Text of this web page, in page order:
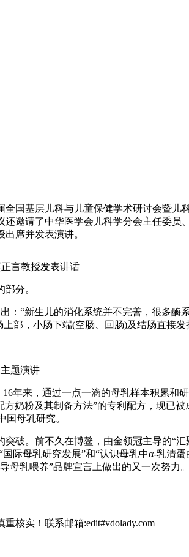
国基层儿科与儿童保健学术研讨会暨儿
邀请了中华医学会儿科学分会主任委员
席并发表演讲。
言教授发表讲话
分。
：“新生儿的消化系统并不完善，很多酶
部，小肠下端(空肠、回肠)及结肠直接发
题演讲
年来，通过一点一滴的母乳样本积累和
奶粉及其制备方法”的专利配方，现已
母乳研究。
破。前不久在博鳌，由金领冠主导的“
际母乳研究发展”和“认识母乳中α-乳清蛋
乳喂养”品牌宣言上做出的又一次努力
核实！联系邮箱:edit#vdolady.com